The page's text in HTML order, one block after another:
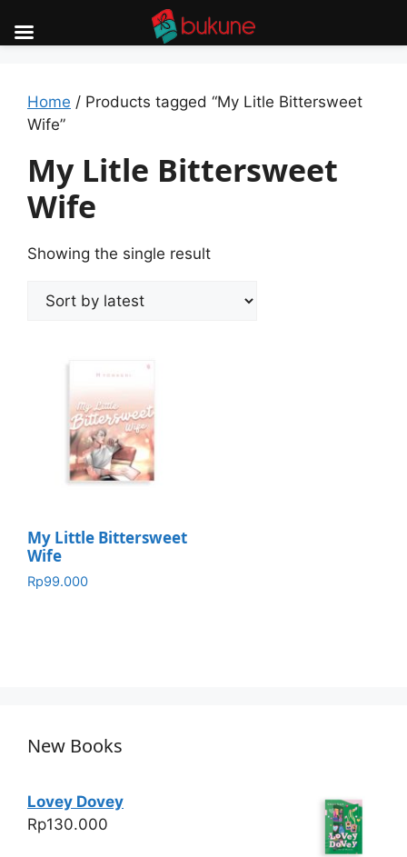
content
Home / Products tagged “My Litle Bittersweet
Wife”
My Litle Bittersweet
Wife
Showing the single result
My Little Bittersweet
Wife
Rp99.000
New Books
Lovey Dovey
Rp130.000